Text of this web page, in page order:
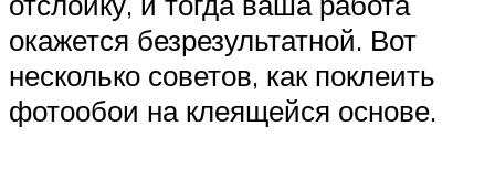
окажется безрезультатной. Вот
несколько советов, как поклеить
фотообои на клеящейся основе.